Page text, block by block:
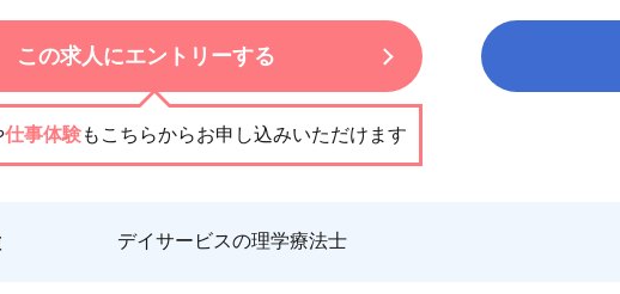
この求人にエントリーする
仕事体験もこちらからお申し込みいただけます
デイサービスの理学療法士